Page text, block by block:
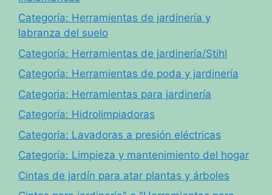
Categoría: Herramientas de jardinería y
labranza del suelo
Categoría: Herramientas de jardinería/Stihl
Categoría: Herramientas de poda y jardinería
Categoria: Herramientas para jardinería
Categoría: Hidrolimpiadoras
Categoría: Lavadoras a presión eléctricas
Categoría: Limpieza y mantenimiento del hogar
Cintas de jardín para atar plantas y árboles